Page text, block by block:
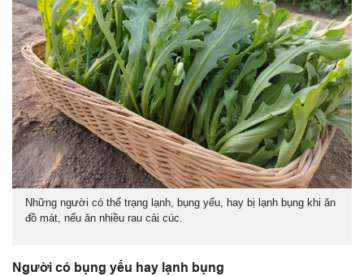
Những người có thể trạng lạnh, bụng yếu, hay bị lạnh bụng khi ăn
đồ mát, nếu ăn nhiều rau cải cúc.
Người có bụng yếu hay lạnh bụng